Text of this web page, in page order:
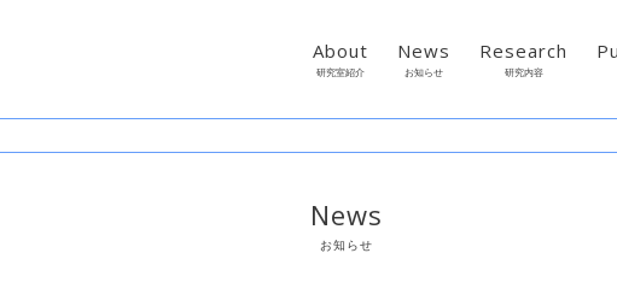
About
研究室紹介
News
お知らせ
Research
研究内容
News
お知らせ